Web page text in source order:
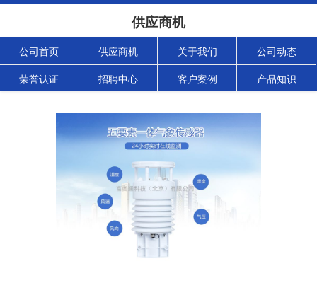
供应商机
公司首页 供应商机 关于我们 公司动态
荣誉认证 招聘中心 客户案例 产品知识